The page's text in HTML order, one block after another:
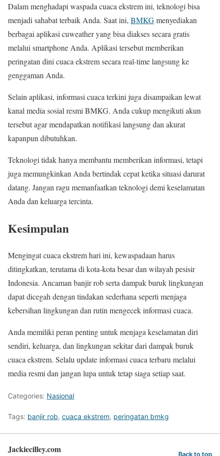
Dalam menghadapi waspada cuaca ekstrem ini, teknologi bisa
menjadi sahabat terbaik Anda. Saat ini, BMKGmenyediakan
berbagai aplikasi cuweather yang bisa diakses secara gratis
melalui smartphone Anda. Aplikasi tersebut memberikan
peringatan dini cuaca ekstrem secara real-time langsung ke
genggaman Anda.
Selain aplikasi, informasi cuaca terkini juga disampaikan lewat
kanal media sosial resmi BMKG. Anda cukup mengikuti akun
tersebut agar mendapatkan notifikasi langsung dan akurat
kapanpun dibutuhkan.
Teknologi tidak hanya membantu memberikan informasi, tetapi
juga memungkinkan Anda bertindak cepat ketika situasi darurat
datang. Jangan ragu memanfaatkan teknologi demi keselamatan
Anda dan keluarga tercinta.
Kesimpulan
Mengingat cuaca ekstrem hari ini, kewaspadaan harus
ditingkatkan, terutama di kota-kota besar dan wilayah pesisir
Indonesia. Ancaman banjir rob serta dampak buruk lingkungan
dapat dicegah dengan tindakan sederhana seperti menjaga
kebersihan lingkungan dan rutin mengecek informasi cuaca.
Anda memiliki peran penting untuk menjaga keselamatan diri
sendiri, keluarga, dan lingkungan sekitar dari dampak buruk
cuaca ekstrem. Selalu update informasi cuaca terbaru melalui
media resmi dan jangan lupa untuk tetap siaga setiap saat.
Categories: Nasional
Tags: banjir rob, cuaca ekstrem, peringatan bmkg
Jackiecilley.com Back to top